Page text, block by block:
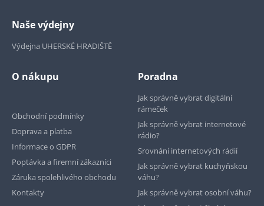
Naše výdejny
Výdejna UHERSKÉ HRADIŠTĚ
O nákupu
Obchodní podmínky
Doprava a platba
Informace o GDPR
Poptávka a firemní zákazníci
Záruka spolehlivého obchodu
Kontakty
Poradna
Jak správně vybrat digitální
rámeček
Jak správně vybrat internetové
rádio?
Srovnání internetových rádií
Jak správně vybrat kuchyňskou
váhu?
Jak správně vybrat osobní váhu?